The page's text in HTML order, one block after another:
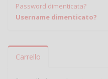
Password dimenticata?
Username dimenticato?
Carrello